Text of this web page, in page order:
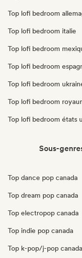
Top lofi bedroom
Top lofi bedroom italie
Top lofi bedroom
Top lofi bedroom
Top lofi bedroom
Top lofi bedroom
Top lofi bedroom états
Sous-
Top dance pop canada
Top dream pop canada
Top electropop canada
Top indie pop canada
Top k-pop/j-pop canada